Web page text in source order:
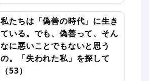
私たちは「偽善の時代」に生き
ている。でも、偽善って、そん
なに悪いことでもないと思う
の。「失われた私」を探して
（53）